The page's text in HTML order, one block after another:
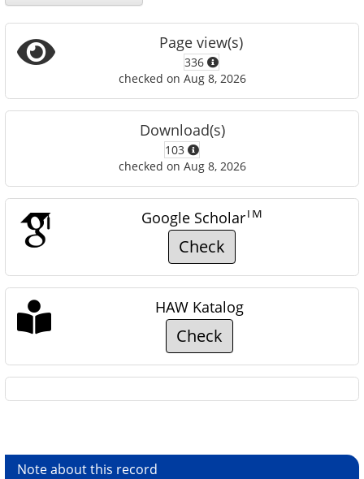
Page view(s)
336
checked on Aug 8, 2026
Download(s)
103
checked on Aug 8, 2026
Google ScholarTM
Check
HAW Katalog
Check
Note about this record